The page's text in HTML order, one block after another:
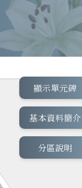
顯示單元碑
基本資料簡介
分區說明